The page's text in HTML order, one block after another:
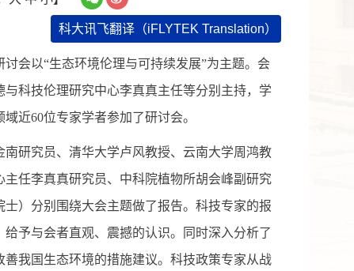
科大讯飞翻译（iFLYTEK Translation）
会以“生态环境伦理与可持续发展”为主题。会
科技伦理研究中心李真真主任等分别主持，学
近60位专家学者参加了研讨会。
研究员、清华大学卢风教授、云南大学周鸿教
任李真真研究员、中科院植物所胡会峰副研究
）分别围绕大会主题做了报告。科技专家的报
予与会者直观、震撼的认识。同时深入分析了
我国生态环境的措施建议。科技政策专家从战